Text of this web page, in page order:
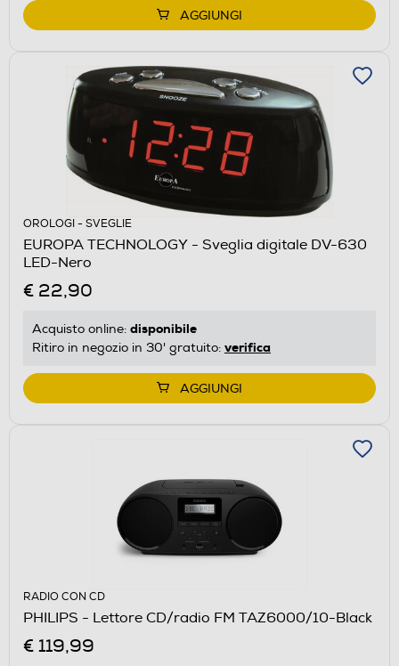
AGGIUNGI
OROLOGI - SVEGLIE
EUROPA TECHNOLOGY - Sveglia digitale DV-630
LED-Nero
€ 22,90
Acquisto online: disponibile
Ritiro in negozio in 30' gratuito: verifica
AGGIUNGI
RADIO CON CD
PHILIPS - Lettore CD/radio FM TAZ6000/10-Black
€ 119,99